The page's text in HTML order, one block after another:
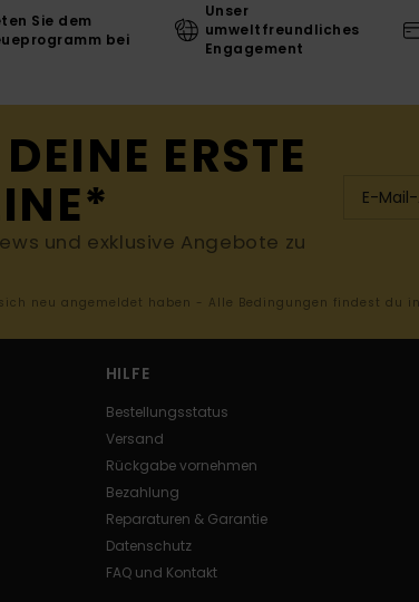
Sie dem
bei
Unser
umweltfreundliches
Engagement
ERSTE
und exklusive Angebote zu
neu angemeldet haben - Alle Bedingungen findest du
HILFE
Bestellungsstatus
Versand
Rückgabe vornehmen
Bezahlung
Reparaturen & Garantie
Datenschutz
FAQ und Kontakt